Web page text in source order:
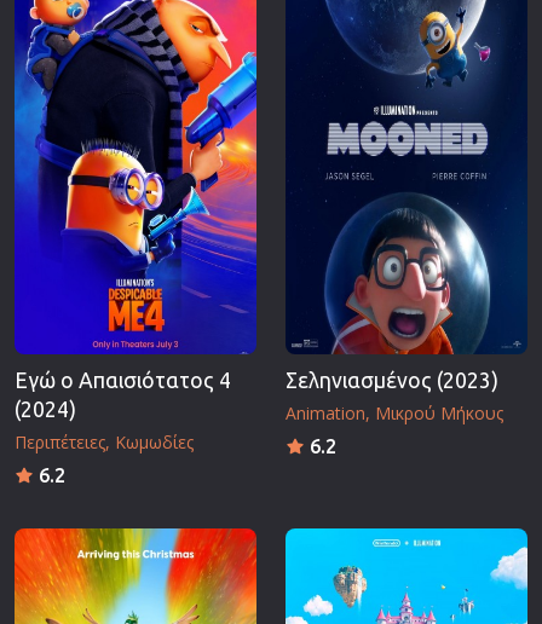
Επιστημονικής Φαντασίας
Εποχής
Ερωτικές
Ευρωπαικός Κινηματογράφος
Θρησκευτικές
Ιστορικές
Καταστροφής
Κλασσικές
Εγώ ο Απαισιότατος 4
(2024)
Περιπέτειες Κωμωδίες
6.2
Σεληνιασμένος (2023)
Animation Μικρού Μήκους
6.2